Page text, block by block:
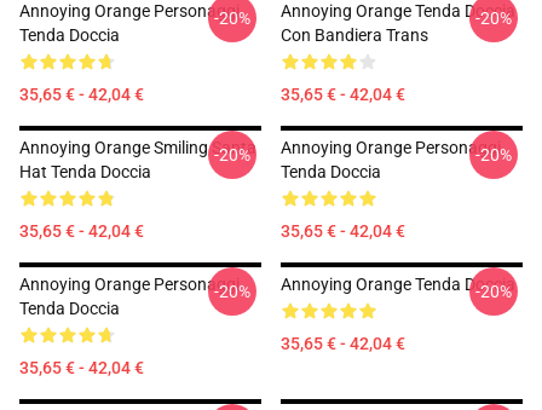
Annoying Orange Personaggi
Tenda Doccia
35,65 € - 42,04 €
-20%
Annoying Orange Tenda Doccia
Con Bandiera Trans
35,65 € - 42,04 €
-20%
Annoying Orange Smiling Santa
Hat Tenda Doccia
35,65 € - 42,04 €
-20%
Annoying Orange Personaggi
Tenda Doccia
35,65 € - 42,04 €
-20%
Annoying Orange Personaggi
Tenda Doccia
35,65 € - 42,04 €
-20% Annoying Orange Tenda Doccia
35,65 € - 42,04 €
-20%